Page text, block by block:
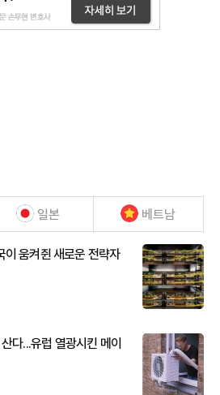
일본 베트남
움켜쥔 새로운 전략자
다...유럽 열광시킨 메이